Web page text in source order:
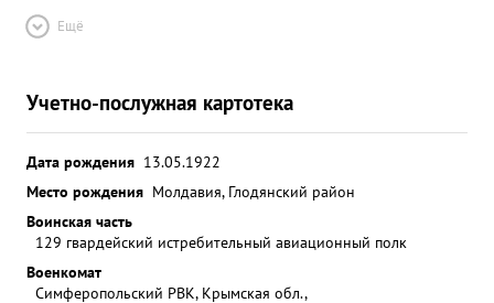
Ещё
Учетно-послужная картотека
Дата рождения 13.05.1922
Место рождения Молдавия, Глодянский район
Воинская часть
129 гвардейский истребительный авиационный полк
Военкомат
Симферопольский РВК, Крымская обл.,